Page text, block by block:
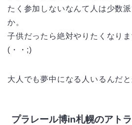
たく参加しないなんて人は少数
か。
子供だったら絶対やりたくなり
(・・;)
大人でも夢中になる人いるんだ
プラレール博in札幌のアト